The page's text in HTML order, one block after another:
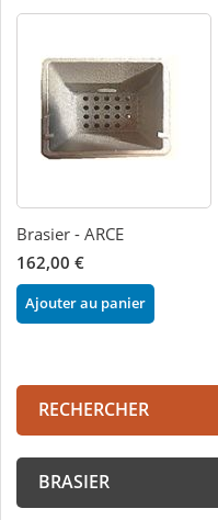
Brasier - ARCE
162,00 €
Ajouter au panier
RECHERCHER
BRASIER